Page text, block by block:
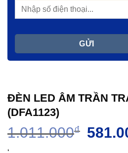
ĐÈN LED ÂM TRẦN
(DFA1123)
1.011.000₫ Giá